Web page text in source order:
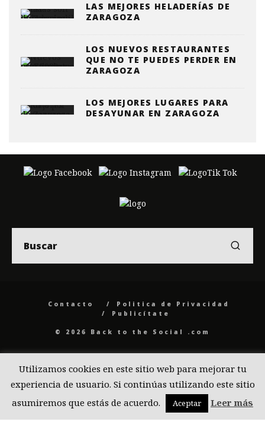
LAS MEJORES HELADERÍAS DE
ZARAGOZA
LOS NUEVOS RESTAURANTES
QUE NO TE PUEDES PERDER EN
ZARAGOZA
LOS MEJORES LUGARES PARA
DESAYUNAR EN ZARAGOZA
Contacto
Politica de Privacidad
Publicítate
© 2026 Back to the Social .com
Utilizamos cookies en este sitio web para mejorar tu
experiencia de usuario. Si continúas utilizando este sitio
asumiremos que estás de acuerdo.
Aceptar Leer más